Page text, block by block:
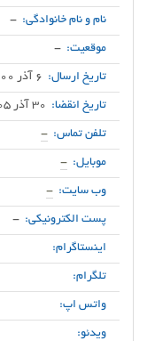
نام و نام خانوادگی: -
موقعیت: -
تاریخ ارسال: 6 آذر 1400 ساعت 19:25
تاریخ انقضا: 30 آذر 1405
تلفن تماس: -
موبایل: -
وب سایت: -
پست الکترونیکی: -
اینستاگرام:
تلگرام:
واتس اپ:
ویدئو: